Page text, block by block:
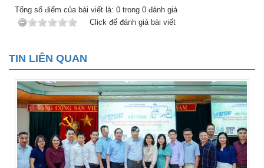
Tổng số điểm của bài viết là: 0 trong 0 đánh giá
Click để đánh giá bài viết
TIN LIÊN QUAN